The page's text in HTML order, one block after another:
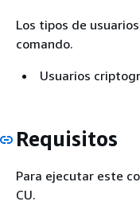
Los tipos de
comando.
Usuarios
Requisitos
Para ejecutar este
CU.